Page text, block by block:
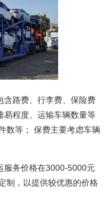
含路费、行李费、保险费
易程度、运输车辆数量等
数等； 保费主要考虑车辆
服务价格在3000-5000元
制，以提供较优惠的价格